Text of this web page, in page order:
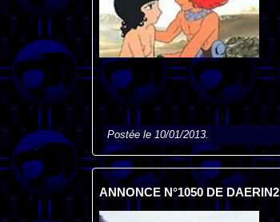
Postée le 10/01/2013.
ANNONCE N°1050 DE DAERIN2